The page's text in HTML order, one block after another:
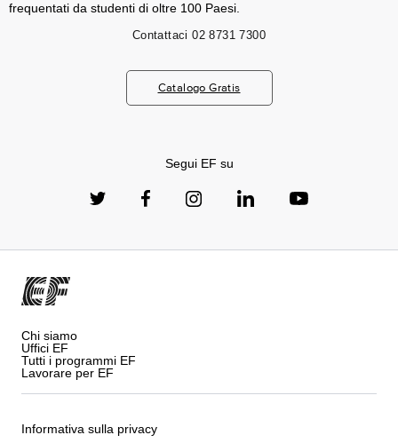
frequentati da studenti di oltre 100 Paesi.
Contattaci 02 8731 7300
Catalogo Gratis
Segui EF su
Chi siamo
Uffici EF
Tutti i programmi EF
Lavorare per EF
Informativa sulla privacy